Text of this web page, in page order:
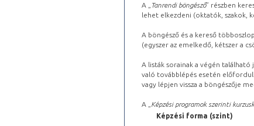
A „ Tanrendi böngésző” részben
lehet elkezdeni (oktatók, szakok,
A böngésző és a kereső
(egyszer az emelkedő, kétszer a
A listák sorainak a végén
való továbblépés esetén
vagy lépjen vissza a böngészője
A „ Képzési programok szerinti
Képzési forma (szint)